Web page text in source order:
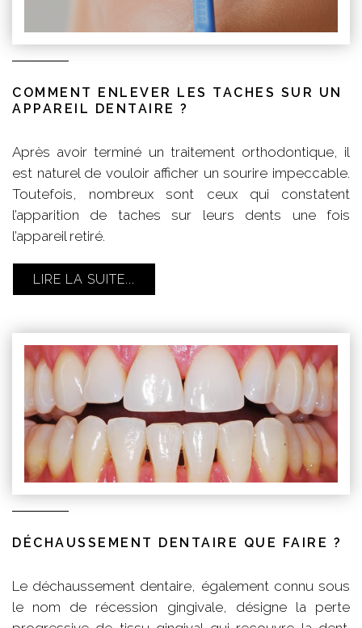
COMMENT ENLEVER LES TACHES SUR UN
APPAREIL DENTAIRE ?
Après avoir terminé un traitement orthodontique, il
est naturel de vouloir afficher un sourire impeccable.
Toutefois, nombreux sont ceux qui constatent
l’apparition de taches sur leurs dents une fois
l’appareil retiré.
LIRE LA SUITE...
DÉCHAUSSEMENT DENTAIRE QUE FAIRE ?
Le déchaussement dentaire, également connu sous
le nom de récession gingivale, désigne la perte